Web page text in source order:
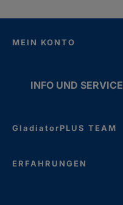
MEIN KONTO
INFO UND SERVICE
GladiatorPLUS TEAM
ERFAHRUNGEN